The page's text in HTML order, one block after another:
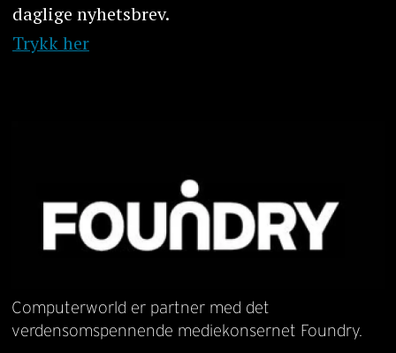
daglige nyhetsbrev.
Trykk her
Computerworld er partner med det
verdensomspennende mediekonsernet Foundry.